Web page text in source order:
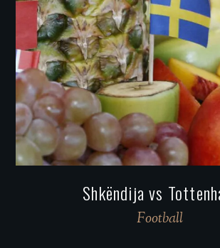
Shkëndija vs
Football